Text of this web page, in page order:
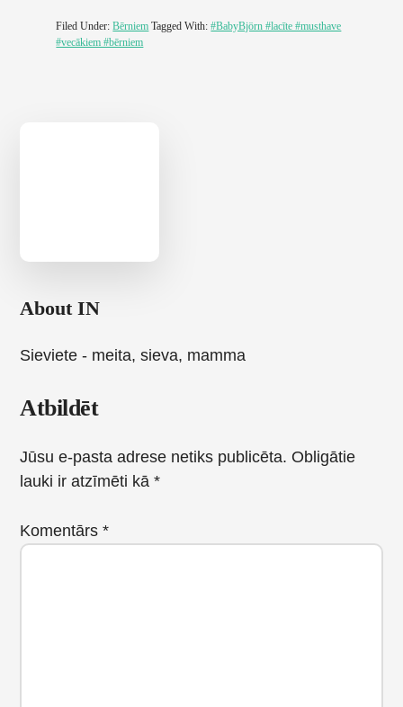
Filed Under:Bērniem Tagged With:#BabyBjörn #lacīte #musthave
#vecākiem #bērniem
AboutIN
Sieviete - meita, sieva, mamma
Reader
Interactions
Atbildēt
Jūsu e-pasta adrese netiks publicēta. Obligātie
lauki ir atzīmēti kā*
Komentārs*